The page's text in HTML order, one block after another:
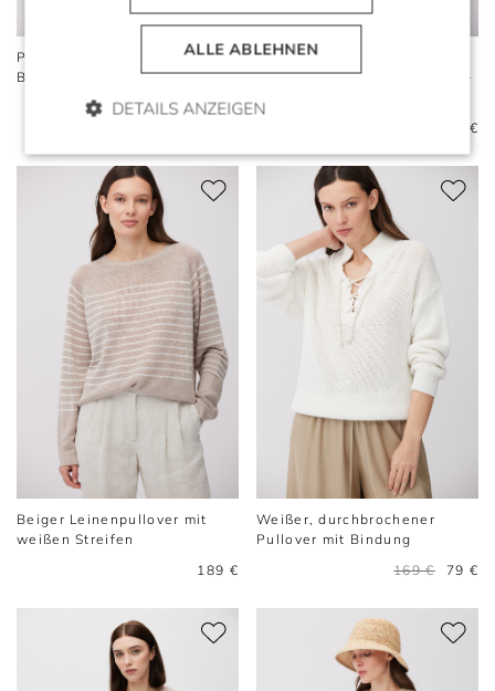
Pullover mit V-Ausschnitt aus
Baumwolle und Leinen
189 €
99 €
Hellblauer Pullover aus
Baumwolle und Leinen mit V-
89 €
Beiger Leinenpullover mit
weißen Streifen
189 €
Weißer, durchbrochener
Pullover mit Bindung
169 €
79 €
ALLE ABLEHNEN
DETAILS ANZEIGEN